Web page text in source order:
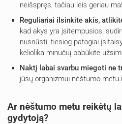
neišspręs, tačiau leis geriau
Reguliariai ilsinkite akis,
kad akys yra įsitempusios,
nusnūsti, tiesiog patogiai
keliolika minučių pabūkite
Naktį labai svarbu miegoti ne
jūsų organizmui nėštumo metu
Ar nėštumo metu reikėtų
gydytoją?